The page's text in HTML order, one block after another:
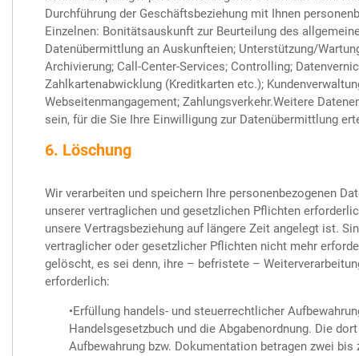
Durchführung der Geschäftsbeziehung mit Ihnen
Einzelnen: Bonitätsauskunft zur Beurteilung des
Datenübermittlung an Auskunfteien; Unterstützung/
Archivierung; Call-Center-Services; Controlling;
Zahlkartenabwicklung (Kreditkarten etc.);
Webseitenmangagement; Zahlungsverkehr.Weitere
sein, für die Sie Ihre Einwilligung zur Datenübermittlung
6. Löschung
Wir verarbeiten und speichern Ihre personenbezogenen
unserer vertraglichen und gesetzlichen Pflichten
unsere Vertragsbeziehung auf längere Zeit angelegt ist.
vertraglicher oder gesetzlicher Pflichten nicht mehr
gelöscht, es sei denn, ihre – befristete –
erforderlich:
•Erfüllung handels- und steuerrechtlicher
Handelsgesetzbuch und die Abgabenordnung. Die
Aufbewahrung bzw. Dokumentation betragen zwei bis